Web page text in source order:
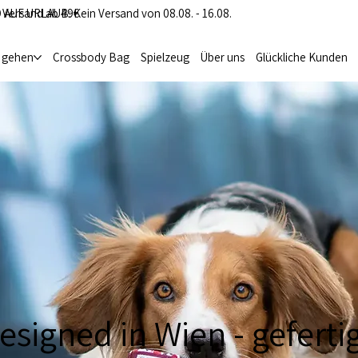
ab 49€
gehen Crossbody Bag Spielzeug Über uns Glückliche Kunden
AUF URLAUB: Kein Versand von 08.08. - 16.08.
in Wien -